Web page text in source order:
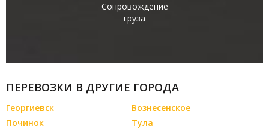
Сопровождение
груза
ПЕРЕВОЗКИ В ДРУГИЕ ГОРОДА
Георгиевск
Вознесенское
Починок
Тула